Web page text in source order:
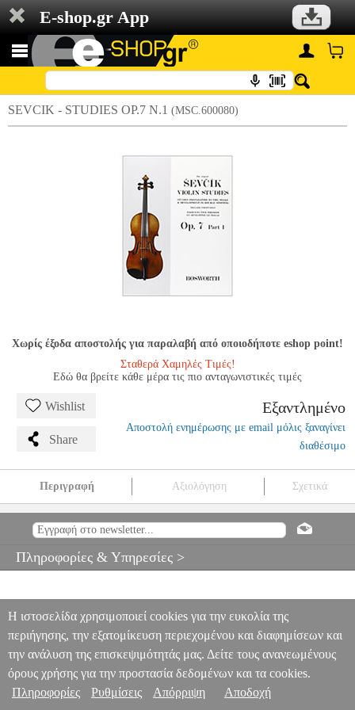
E-shop.gr App
SEVCIK - STUDIES OP.7 N.1 (MSC.600080)
Χωρίς έξοδα αποστολής για παραλαβή από οποιοδήποτε eshop point!
Σταθερά Χαμηλές Τιμές!
Εδώ θα βρείτε κάθε μέρα τις πιο ανταγωνιστικές τιμές
Wishlist
Share
Εξαντλημένο
Αποστολή ενημέρωσης με email μόλις ξαναγίνει
διαθέσιμο
Περιγραφή Αξιολόγηση Σχετικά
BOSWORTH BOSWORTH
ΜΟΥΣΙΚΑ ΒΙΒΛΙΑ ΕΓΧΟΡΔΩΝ
0
Πληροφορίες & Υπηρεσίες >
Η ιστοσελίδα χρησιμοποιεί cookies για την ευκολία της
περιήγησης, την εξατομίκευση περιεχομένου και διαφημίσεων και
την ανάλυση της επισκεψιμότητάς μας. Δείτε τους ανανεωμένους
όρους χρήσης για την προστασία δεδομένων και τα cookies.
Πληροφορίες
Ρυθμίσεις Απόρριψη Αποδοχή